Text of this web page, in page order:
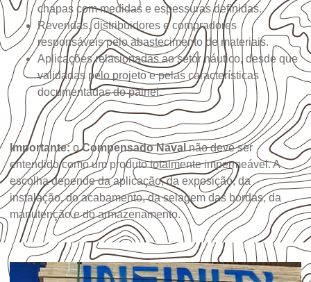
chapas com medidas e espessuras definidas.
Revendas, distribuidores e compradores
responsáveis pelo abastecimento de materiais.
Aplicações relacionadas ao setor náutico, desde que
validadas pelo projeto e pelas características
documentadas do painel.
Importante: oCompensado Navalnão deve ser
entendido como um produto totalmente impermeável. A
escolha depende da aplicação, da exposição, da
instalação, do acabamento, da selagem das bordas, da
manutenção e do armazenamento.